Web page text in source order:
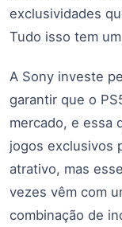
exclusividades
Tudo isso tem
A Sony investe
garantir que o
mercado, e essa
jogos exclusivos
atrativo, mas
vezes vêm com
combinação de